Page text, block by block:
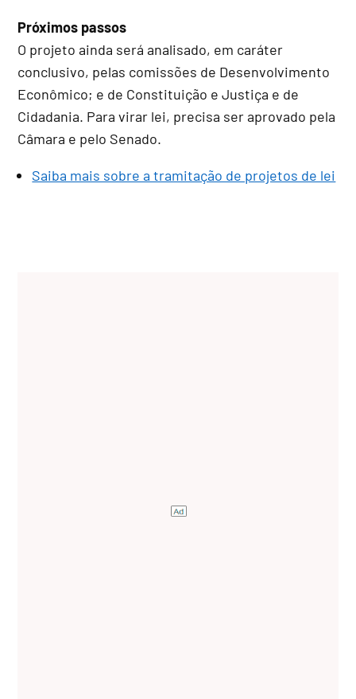
Próximos passos
O projeto ainda será analisado, em caráter
conclusivo, pelas comissões de Desenvolvimento
Econômico; e de Constituição e Justiça e de
Cidadania. Para virar lei, precisa ser aprovado pela
Câmara e pelo Senado.
Saiba mais sobre a tramitação de projetos de lei